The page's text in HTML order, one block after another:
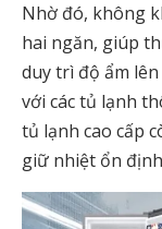
Nhờ đó, không
hai ngăn, giúp
duy trì độ ẩm
với các tủ lạnh
tủ lạnh cao cấp
giữ nhiệt ổn